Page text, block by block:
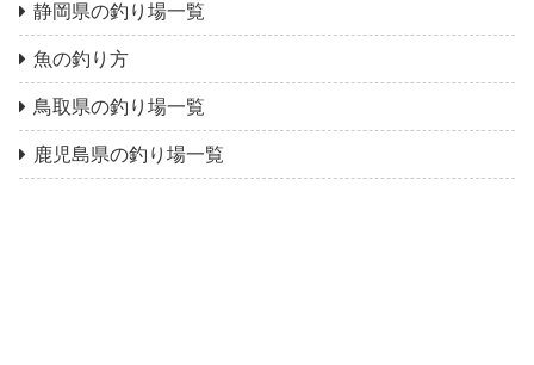
静岡県の釣り場一覧
魚の釣り方
鳥取県の釣り場一覧
鹿児島県の釣り場一覧